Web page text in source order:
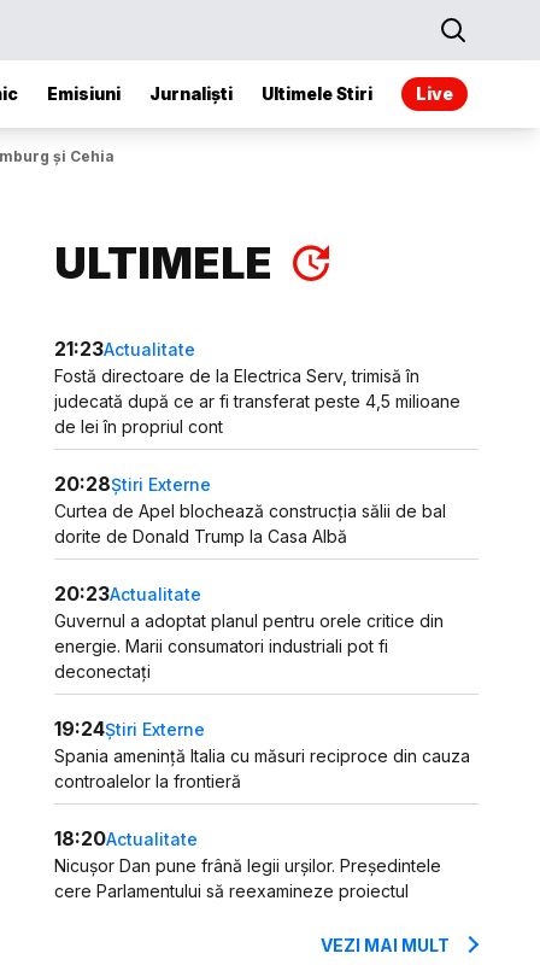
Emisiuni Jurnaliști Ultimele Stiri Live
și Cehia
ULTIMELE
21:23Actualitate
Fostă directoare de la Electrica Serv, trimisă în
judecată după ce ar fi transferat peste 4,5 milioane
de lei în propriul cont
20:28Știri Externe
Curtea de Apel blochează construcția sălii de bal
dorite de Donald Trump la Casa Albă
20:23Actualitate
Guvernul a adoptat planul pentru orele critice din
energie. Marii consumatori industriali pot fi
deconectați
19:24Știri Externe
Spania amenință Italia cu măsuri reciproce din cauza
controalelor la frontieră
18:20Actualitate
Nicușor Dan pune frână legii urșilor. Președintele
cere Parlamentului să reexamineze proiectul
VEZI MAI MULT